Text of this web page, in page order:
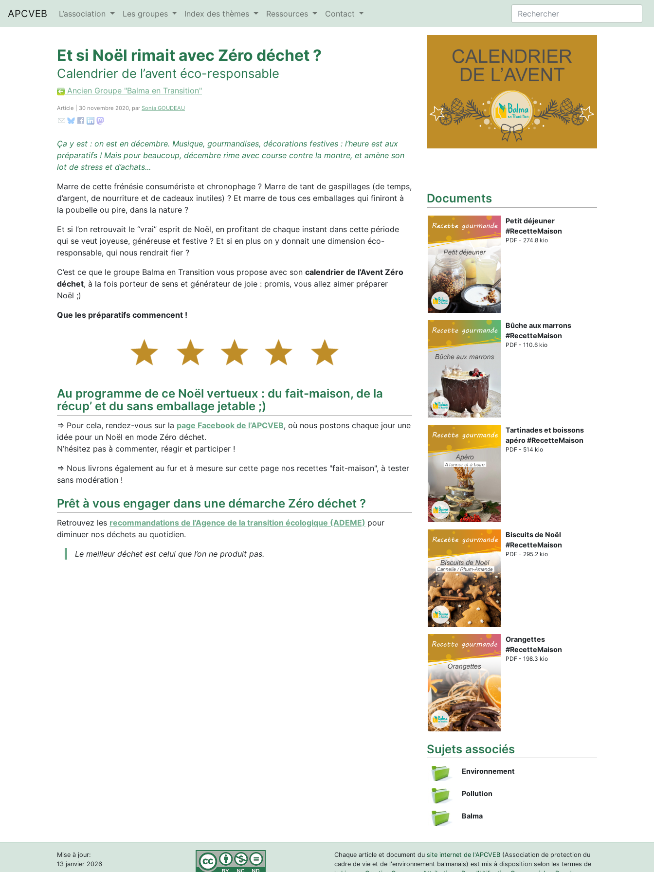
APCVEB L’association Les groupes Index des thèmes Ressources Contact
Et si Noël rimait avec Zéro déchet ?
Calendrier de l’avent éco-responsable
Ancien Groupe "Balma en Transition"
Article | 30 novembre 2020, par Sonia GOUDEAU
Ça y est : on est en décembre. Musique, gourmandises, décorations festives : l’heure est aux
préparatifs ! Mais pour beaucoup, décembre rime avec course contre la montre, et amène son
lot de stress et d’achats...
Marre de cette frénésie consumériste et chronophage ? Marre de tant de gaspillages (de temps,
d’argent, de nourriture et de cadeaux inutiles) ? Et marre de tous ces emballages qui finiront à
la poubelle ou pire, dans la nature ?
Et si l’on retrouvait le “vrai” esprit de Noël, en profitant de chaque instant dans cette période
qui se veut joyeuse, généreuse et festive ? Et si en plus on y donnait une dimension éco-
responsable, qui nous rendrait fier ?
C’est ce que le groupe Balma en Transition vous propose avec son calendrier de l’Avent Zéro
déchet, à la fois porteur de sens et générateur de joie : promis, vous allez aimer préparer
Noël ;)
Que les préparatifs commencent !
Au programme de ce Noël vertueux : du fait-maison, de la
récup’ et du sans emballage jetable ;)
=> Pour cela, rendez-vous sur la page Facebook de l’APCVEB, où nous postons chaque jour une
idée pour un Noël en mode Zéro déchet.
N’hésitez pas à commenter, réagir et participer !
=> Nous livrons également au fur et à mesure sur cette page nos recettes "fait-maison", à tester
sans modération !
Prêt à vous engager dans une démarche Zéro déchet ?
Retrouvez les recommandations de l’Agence de la transition écologique (ADEME) pour
diminuer nos déchets au quotidien.
Le meilleur déchet est celui que l’on ne produit pas.
Documents
Petit déjeuner
#RecetteMaison
PDF - 274.8 kio
Bûche aux marrons
#RecetteMaison
PDF - 110.6 kio
Tartinades et boissons
apéro #RecetteMaison
PDF - 514 kio
Biscuits de Noël
#RecetteMaison
PDF - 295.2 kio
Orangettes
#RecetteMaison
PDF - 198.3 kio
Sujets associés
Environnement
Pollution
Balma
Mise à jour:
13 janvier 2026
Chaque article et document du site internet de l'APCVEB (Association de protection du
cadre de vie et de l'environnement balmanais) est mis à disposition selon les termes de